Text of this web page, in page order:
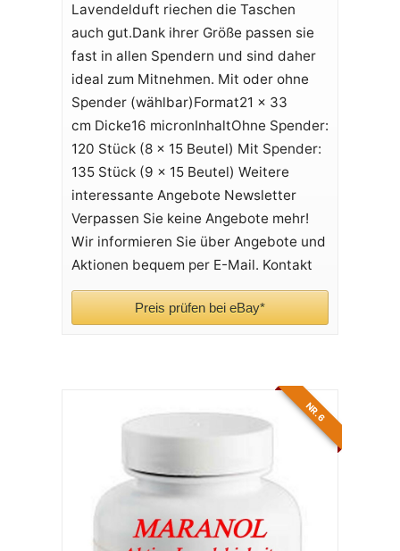
Lavendelduft riechen die Taschen
auch gut.Dank ihrer Größe passen sie
fast in allen Spendern und sind daher
ideal zum Mitnehmen. Mit oder ohne
Spender (wählbar)Format21 x 33
cm Dicke16 micronInhaltOhne Spender:
120 Stück (8 x 15 Beutel) Mit Spender:
135 Stück (9 x 15 Beutel) Weitere
interessante Angebote Newsletter
Verpassen Sie keine Angebote mehr!
Wir informieren Sie über Angebote und
Aktionen bequem per E-Mail. Kontakt
Preis prüfen bei eBay*
NR. 6